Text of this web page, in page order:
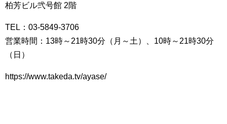
柏芳ビル弐号館 2階
TEL：03-5849-3706
営業時間：13時～21時30分（月～土）、10時～21時30分
（日）
https://www.takeda.tv/ayase/